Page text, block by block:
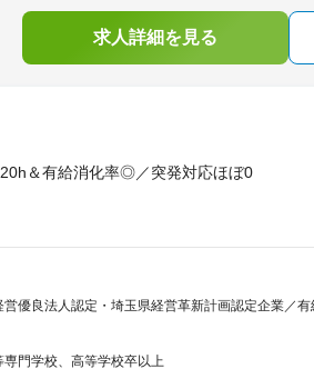
求人詳細を見る
＆有給消化率◎／突発対応ほぼ0
優良法人認定・埼玉県経営革新計画認定企業／
門学校、高等学校卒以上